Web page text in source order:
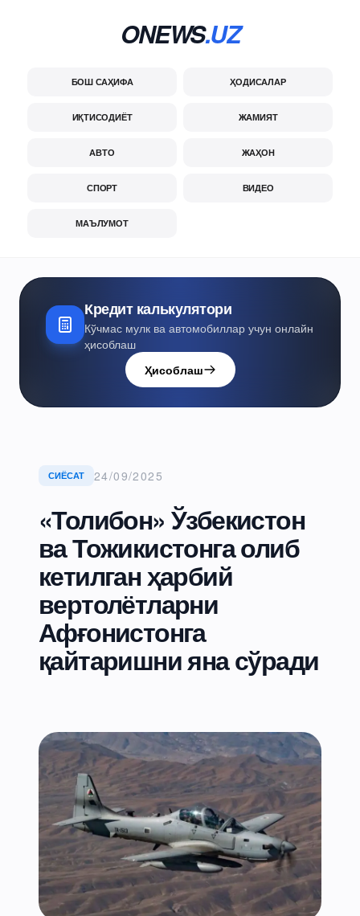
ONEWS.UZ
БОШ САҲИФА ҲОДИСАЛАР
ИҚТИСОДИЁТ ЖАМИЯТ
АВТО ЖАҲОН
СПОРТ ВИДЕО
МАЪЛУМОТ
Кредит калькулятори
Кўчмас мулк ва автомобиллар учун онлайн
ҳисоблаш
Ҳисоблаш
СИЁСАТ 24/09/2025
«Толибон» Ўзбекистон
ва Тожикистонга олиб
кетилган ҳарбий
вертолётларни
Афғонистонга
қайтаришни яна сўради